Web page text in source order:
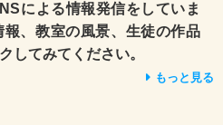
による情報発信をしていま
、教室の風景、生徒の作品
してみてください。
もっと見る